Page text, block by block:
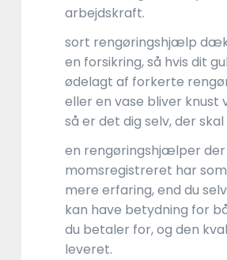
arbejdskraft.
sort rengøringshjælp
en forsikring, så hvis dit
ødelagt af forkerte
eller en vase bliver knust
så er det dig selv, der
en rengøringshjælper der
momsregistreret har
mere erfaring, end du
kan have betydning for
du betaler for, og den
leveret.